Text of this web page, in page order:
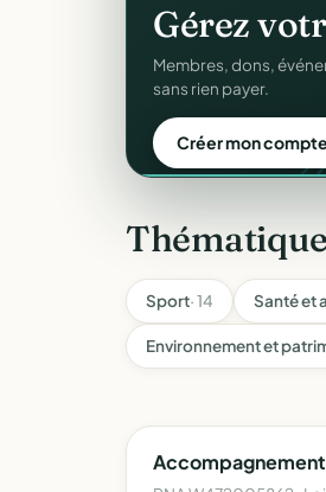
UnCRM
Fiches donateurs,
fichiers Excel.
Découvrir le CRM
Sport· 14 Santé et
Environnement et
Accompagnement